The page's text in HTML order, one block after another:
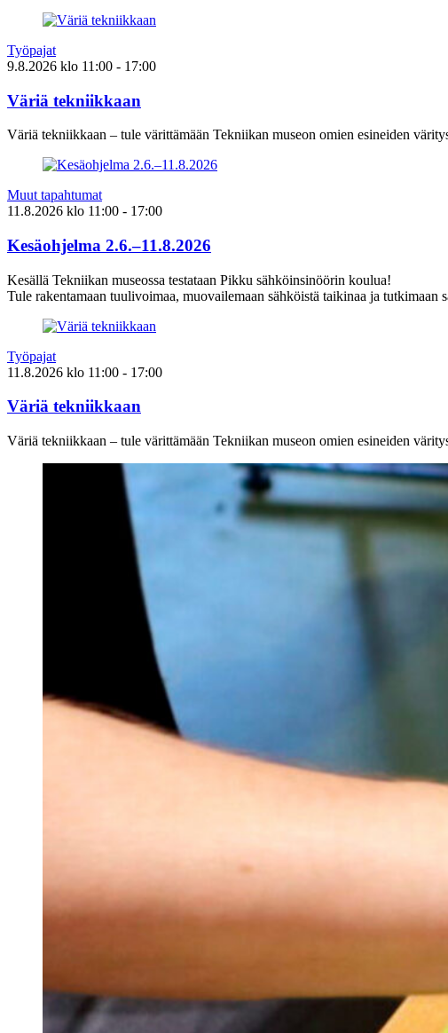
Työpajat
9.8.2026 klo 11:00 - 17:00
Väriä tekniikkaan
Väriä tekniikkaan – tule värittämään Tekniikan museon omien esineiden
Muut tapahtumat
11.8.2026 klo 11:00 - 17:00
Kesäohjelma 2.6.–11.8.2026
Kesällä Tekniikan museossa testataan Pikku sähköinsinöörin koulua!
Tule rakentamaan tuulivoimaa, muovailemaan sähköistä taikinaa ja tutkimaan
Työpajat
11.8.2026 klo 11:00 - 17:00
Väriä tekniikkaan
Väriä tekniikkaan – tule värittämään Tekniikan museon omien esineiden